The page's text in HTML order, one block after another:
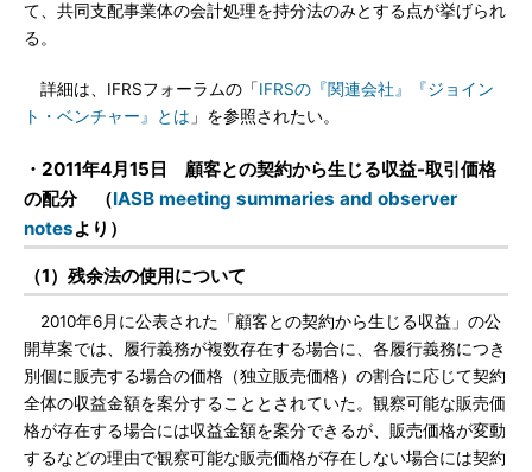
て、共同支配事業体の会計処理を持分法のみとする点が挙げられ
る。
詳細は、IFRSフォーラムの「IFRSの『関連会社』『ジョイン
ト・ベンチャー』とは 」を参照されたい。
・2011年4月15日 顧客との契約から生じる収益-取引価格
の配分 （IASB meeting summaries and observer
notesより）
（1）残余法の使用について
2010年6月に公表された「顧客との契約から生じる収益」の公
開草案では、履行義務が複数存在する場合に、各履行義務につき
別個に販売する場合の価格（独立販売価格）の割合に応じて契約
全体の収益金額を案分することとされていた。観察可能な販売価
格が存在する場合には収益金額を案分できるが、販売価格が変動
するなどの理由で観察可能な販売価格が存在しない場合には契約